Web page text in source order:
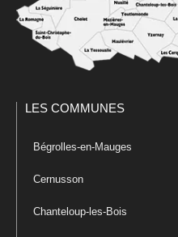
LES COMMUNES
Bégrolles-en-Mauges
Cernusson
Chanteloup-les-Bois